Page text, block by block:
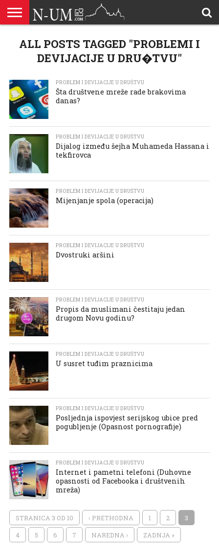
LIJEPA
IMENA
BRAK I
ISLAMSKA
PORODICA
DŽEHENNEM
DŽENNET
DOBROČINSTVO
PREMA
RODITELJIMA
DOVE
I ZIKR
HADŽ
HADISI
HURIJE
HUMANITARNI
KUTAK
ILAHIJE
ISLAMOFOBIJA
IZREKE
I CITATI
KUR’AN
LIJEPI
ISLAM
NAMAZ
ODGOVORI
POKAJNICI
POUČNE
PRIČE I
TEKSTOVI
PRILOZI
POSJETITELJA
PROBLEM
I
DEVIJACIJE
ŠALJIVE
PRIČE
RAMAZAN
REKAIK
SAVJETI
SIHR I
DŽINNI
SMRT I
SUDNJI
SNOVI
VJEROVJESNICI
ZANIMLJIVOSTI
I NAUKA
ZA
SESTRE
ZDRAVLJE
ALL POSTS TAGGED "PROBLEMI I
DEVIJACIJE U DRU�TVU"
PROBLEM I DEVIJACIJE U DRUŠTVU
Šta društvene mreže rade brakovima
danas?
PROBLEM I DEVIJACIJE U DRUŠTVU
Dijalog između šejha Muhameda Hassana i
tekfirovca
PROBLEM I DEVIJACIJE U DRUŠTVU
Mijenjanje spola (operacija)
PROBLEM I DEVIJACIJE U DRUŠTVU
Dvostruki aršini
PROBLEM I DEVIJACIJE U DRUŠTVU
Propis da muslimani čestitaju jedan
drugom Novu godinu?
PROBLEM I DEVIJACIJE U DRUŠTVU
U susret tuđim praznicima
PROBLEM I DEVIJACIJE U DRUŠTVU
Posljednja ispovjest serijskog ubice pred
pogubljenje (Opasnost pornografije)
PROBLEM I DEVIJACIJE U DRUŠTVU
Internet i pametni telefoni (Duhovne
opasnosti od Facebooka i društvenih
mreža)
STRANICA 3 OD 10 ‹ PRETHODNA 1 2 3
4 5 6 7 NAREDNA › ZADNJA »